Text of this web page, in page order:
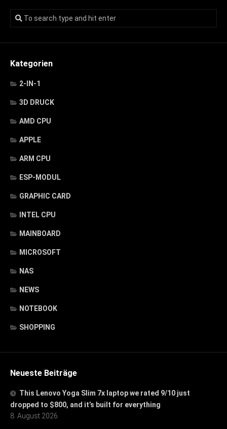
Kategorien
2-IN-1
3D DRUCK
AMD CPU
APPLE
ARM CPU
ESP-MODUL
GRAPHIC CARD
INTEL CPU
MAINBOARD
MICROSOFT
NAS
NEWS
NOTEBOOK
SHOPPING
Neueste Beiträge
This Lenovo Yoga Slim 7x laptop we rated 9/10 just
dropped to $800, and it’s built for everything
8. August 2026